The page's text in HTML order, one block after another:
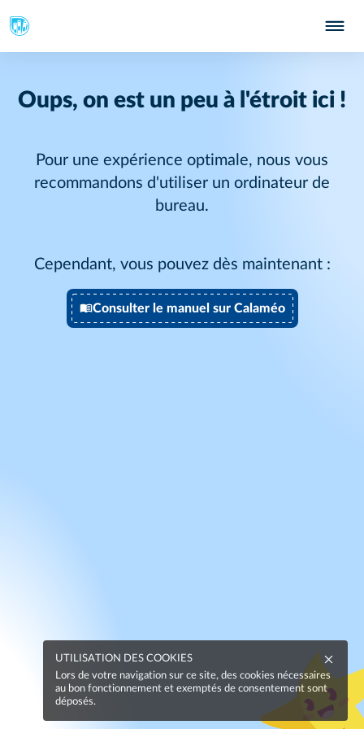
Oups, on est un peu à l'étroit ici !
Pour une expérience optimale, nous vous
recommandons d'utiliser un ordinateur de
bureau.
Cependant, vous pouvez dès maintenant :
Consulter le manuel sur Calaméo
UTILISATION DES COOKIES
Lors de votre navigation sur ce site, des cookies nécessaires
au bon fonctionnement et exemptés de consentement sont
déposés.